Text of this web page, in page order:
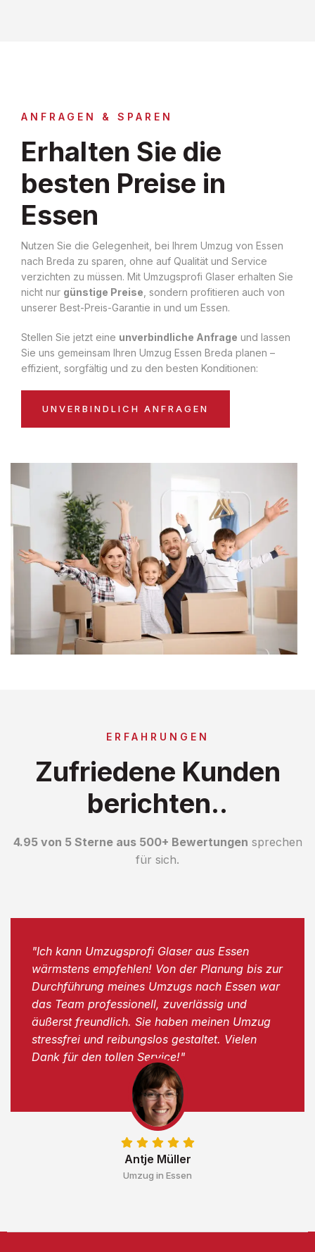
ANFRAGEN & SPAREN
Erhalten Sie die
besten Preise in
Essen
Nutzen Sie die Gelegenheit, bei Ihrem Umzug von Essen
nach Breda zu sparen, ohne auf Qualität und Service
verzichten zu müssen. Mit Umzugsprofi Glaser erhalten Sie
nicht nur günstige Preise , sondern profitieren auch von
unserer Best-Preis-Garantie in und um Essen.
Stellen Sie jetzt eine unverbindliche Anfrage und lassen
Sie uns gemeinsam Ihren Umzug Essen Breda planen –
effizient, sorgfältig und zu den besten Konditionen:
UNVERBINDLICH ANFRAGEN
ERFAHRUNGEN
Zufriedene Kunden
berichten..
4.95 von 5 Sterne aus 500+ Bewertungen sprechen
für sich.
Antje Müller
Umzug in Essen
"Ich kann Umzugsprofi Glaser aus Essen
wärmstens empfehlen! Von der Planung bis zur
Durchführung meines Umzugs nach Essen war
das Team professionell, zuverlässig und
äußerst freundlich. Sie haben meinen Umzug
stressfrei und reibungslos gestaltet. Vielen
Dank für den tollen Service!"